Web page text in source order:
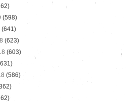
(598)
(641)
(623)
(603)
(586)